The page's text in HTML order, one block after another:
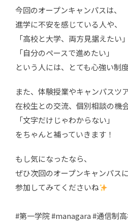
今回のオープンキャンパスは、
進学に不安を感じている人や、
「高校と大学、両方見据えたい」
「自分のペースで進めたい」
という人には、とても心強い制
また、体験授業やキャンパスツア
在校生との交流、個別相談の機会
「文字だけじゃわからない」
をちゃんと補っていきます！
もし気になったなら、
ぜひ次回のオープンキャンパスに
参加してみてくださいね
#第一学院 #managara #通信制